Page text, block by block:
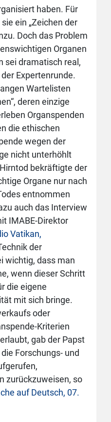
haben. Für
ein „Zeichen der
Doch das Problem
Organen
sei dramatisch real,
Expertenrunde.
Wartelisten
deren einzige
Organspenden
die ethischen
wegen der
nicht unterhöhlt
bekräftigte der
Organe nur nach
entnommen
auch das Interview
IMABE-Direktor
Vatikan,
der
wichtig, dass man
wenn dieser Schritt
die eigene
mit sich bringe.
oder
Kriterien
gab der Papst
Forschungs- und
zurückzuweisen, so
auf Deutsch, 07.